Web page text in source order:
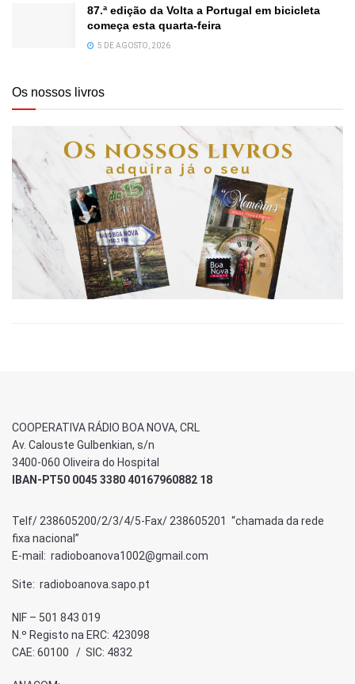
87.ª edição da Volta a Portugal em bicicleta
começa esta quarta-feira
5 DE AGOSTO, 2026
Os nossos livros
COOPERATIVA RÁDIO BOA NOVA, CRL
Av. Calouste Gulbenkian, s/n
3400-060 Oliveira do Hospital
IBAN-PT50 0045 3380 40167960882 18
Telf/ 238605200/2/3/4/5-Fax/ 238605201 “chamada da rede
fixa nacional”
E-mail: radioboanova1002@gmail.com
Site: radioboanova.sapo.pt
NIF – 501 843 019
N.º Registo na ERC: 423098
CAE: 60100 / SIC: 4832